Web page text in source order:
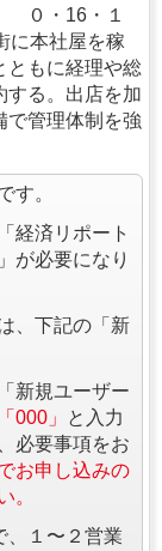
０・16・１
に本社屋を稼
ともに経理や総
する。出店を加
で管理体制を強
す。
経済リポート
が必要になり
、下記の「新
新規ユーザー
000」
と入力
必要事項をお
お申し込みの
。
、１〜２営業